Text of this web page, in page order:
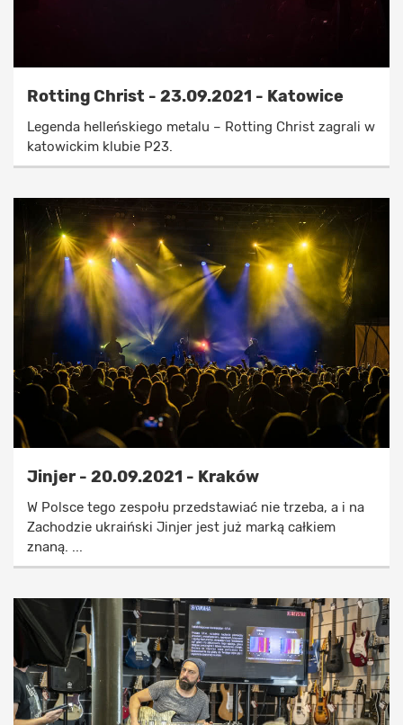
Rotting Christ - 23.09.2021 - Katowice
Legenda helleńskiego metalu – Rotting Christ zagrali w
katowickim klubie P23.
Jinjer - 20.09.2021 - Kraków
W Polsce tego zespołu przedstawiać nie trzeba, a i na
Zachodzie ukraiński Jinjer jest już marką całkiem
znaną. ...